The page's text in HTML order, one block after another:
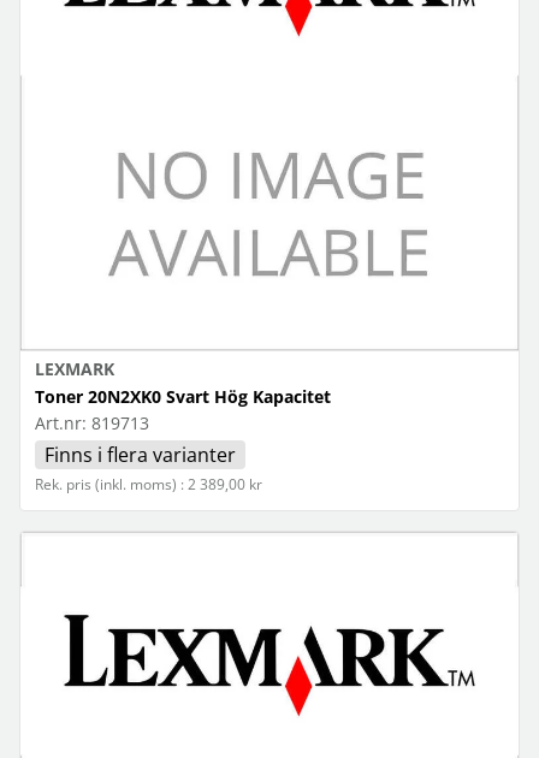
LEXMARK
Toner 20N2XK0 Svart Hög Kapacitet
Art.nr: 819713
Finns i flera varianter
Rek. pris (inkl. moms) : 2 389,00 kr